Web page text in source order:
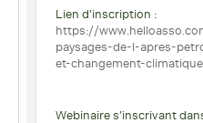
Lien d’inscription :
https://
paysages-de-l-apres-
et-changement-
Webinaire s’inscrivant